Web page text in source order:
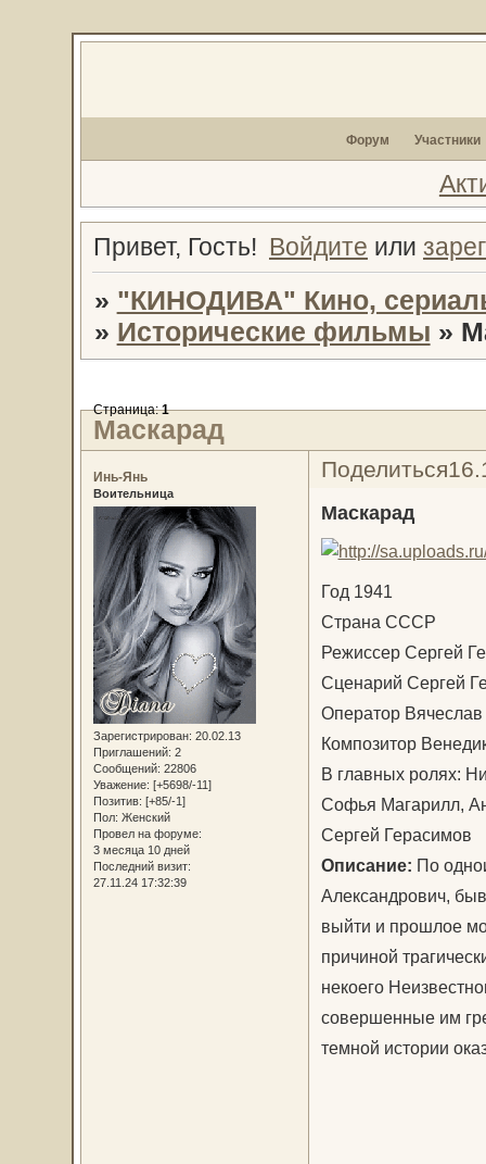
Форум Участники
Привет, Гость! Войдите или
» "КИНОДИВА" Кино,
» Исторические фильмы »
Маскарад
Страница:1
Поделиться
Инь-Янь
Воительница
Зарегистрирован: 20.02.13
Приглашений: 2
Сообщений: 22806
Уважение: [+5698/-11]
Позитив: [+85/-1]
Пол: Женский
Провел на форуме:
3 месяца 10 дней
Последний визит:
27.11.24 17:32:39
Маскарад
Год 1941
Страна СССР
Режиссер Сергей
Сценарий Сергей
Оператор
Композитор
В главных ролях:
Софья Магарилл,
Сергей Герасимов
Описание: По
Александрович,
выйти и прошлое
причиной
некоего
совершенные им
темной истории